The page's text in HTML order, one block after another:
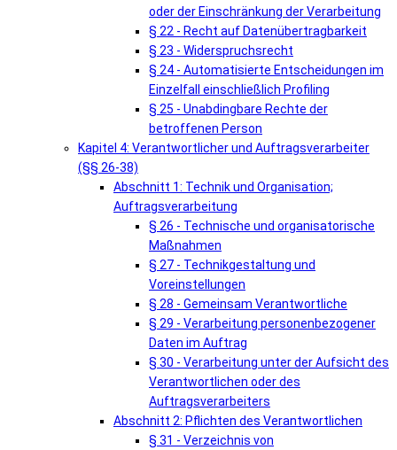
oder der Einschränkung der Verarbeitung
§ 22 - Recht auf Datenübertragbarkeit
§ 23 - Widerspruchsrecht
§ 24 - Automatisierte Entscheidungen im
Einzelfall einschließlich Profiling
§ 25 - Unabdingbare Rechte der
betroffenen Person
Kapitel 4: Verantwortlicher und Auftragsverarbeiter
(§§ 26-38)
Abschnitt 1: Technik und Organisation;
Auftragsverarbeitung
§ 26 - Technische und organisatorische
Maßnahmen
§ 27 - Technikgestaltung und
Voreinstellungen
§ 28 - Gemeinsam Verantwortliche
§ 29 - Verarbeitung personenbezogener
Daten im Auftrag
§ 30 - Verarbeitung unter der Aufsicht des
Verantwortlichen oder des
Auftragsverarbeiters
Abschnitt 2: Pflichten des Verantwortlichen
§ 31 - Verzeichnis von